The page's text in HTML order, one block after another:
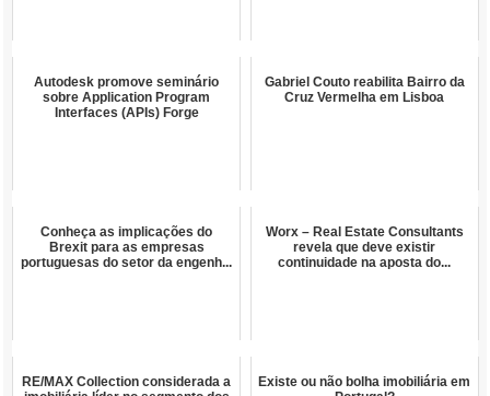
Autodesk promove seminário
sobre Application Program
Interfaces (APIs) Forge
Gabriel Couto reabilita Bairro da
Cruz Vermelha em Lisboa
Conheça as implicações do
Brexit para as empresas
portuguesas do setor da engenh...
Worx – Real Estate Consultants
revela que deve existir
continuidade na aposta do...
RE/MAX Collection considerada a
Existe ou não bolha imobiliária em